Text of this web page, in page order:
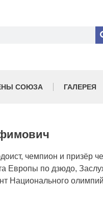
СОЮЗА ГАЛЕРЕЯ
чемпион и призёр
Европы по дзюдо,
Национального